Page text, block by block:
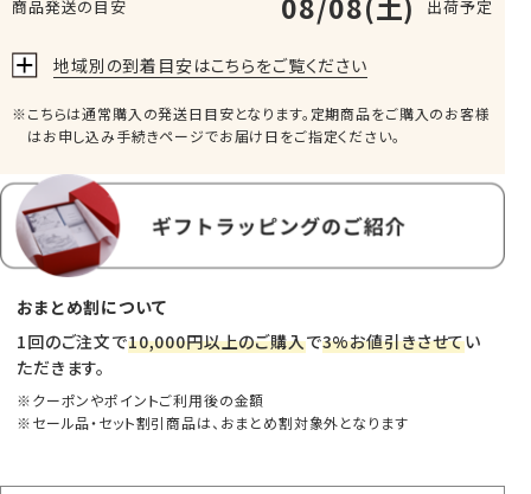
商品発送の目安 出荷予定
地域別の到着目安はこちらをご覧ください
こちらは通常購入の発送日目安となります。定期商品をご購入のお客様
はお申し込み手続きページでお届け日をご指定ください。
おまとめ割について
1回のご注文で10,000円以上のご購入で3%お値引きさせてい
ただきます。
クーポンやポイントご利用後の金額
セール品・セット割引商品は、おまとめ割対象外となります